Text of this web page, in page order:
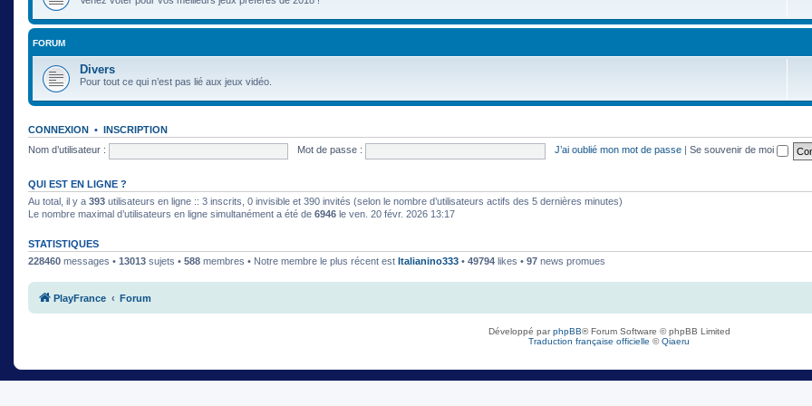
FORUM
Divers
Pour tout ce qui n’est pas lié aux jeux vidéo.
CONNEXION • INSCRIPTION
Nom d’utilisateur :
Mot de passe : J’ai oublié mon mot de passe Se souvenir de moi
QUI EST EN LIGNE ?
Au total, il y a 393 utilisateurs en ligne :: 3 inscrits, 0 invisible et 390 invités (selon le nombre d’utilisateurs actifs des 5 dernières minutes)
Le nombre maximal d’utilisateurs en ligne simultanément a été de 6946 le ven. 20 févr. 2026 13:17
STATISTIQUES
228460 messages • 13013 sujets • 588 membres • Notre membre le plus récent est Italianino333 • 49794 likes • 97 news promues
PlayFrance Forum
Développé parphpBB® Forum Software © phpBB Limited
Traduction française officielle ©Qiaeru